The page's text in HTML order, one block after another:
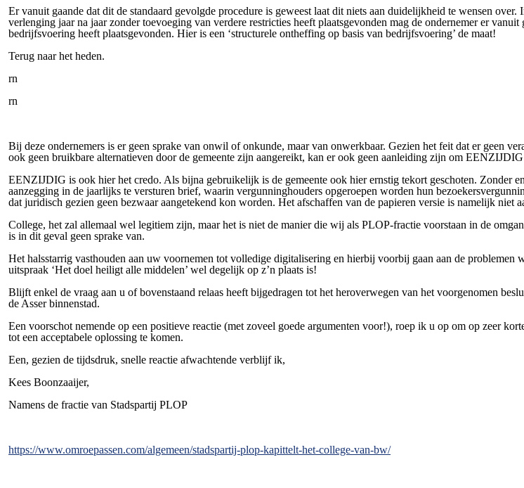
Er vanuit gaande dat dit de standaard gevolgde procedure is geweest laat dit niets aan duidelijkheid te wensen
verlenging jaar na jaar zonder toevoeging van verdere restricties heeft plaatsgevonden mag de ondernemer er
bedrijfsvoering heeft plaatsgevonden. Hier is een ‘structurele ontheffing op basis van bedrijfsvoering’ de maat!
Terug naar het heden.
rn
rn
Bij deze ondernemers is er geen sprake van onwil of onkunde, maar van onwerkbaar. Gezien het feit dat er geen
ook geen bruikbare alternatieven door de gemeente zijn aangereikt, kan er ook geen aanleiding zijn om EENZIJDIG
EENZIJDIG is ook hier het credo. Als bijna gebruikelijk is de gemeente ook hier ernstig tekort geschoten. Zonder
aanzegging in de jaarlijks te versturen brief, waarin vergunninghouders opgeroepen worden hun
dat juridisch gezien geen bezwaar aangetekend kon worden. Het afschaffen van de papieren versie is namelijk
College, het zal allemaal wel legitiem zijn, maar het is niet de manier die wij als PLOP-fractie voorstaan in de
is in dit geval geen sprake van.
Het halsstarrig vasthouden aan uw voornemen tot volledige digitalisering en hierbij voorbij gaan aan de
uitspraak ‘Het doel heiligt alle middelen’ wel degelijk op z’n plaats is!
Blijft enkel de vraag aan u of bovenstaand relaas heeft bijgedragen tot het heroverwegen van het voorgenomen
de Asser binnenstad.
Een voorschot nemende op een positieve reactie (met zoveel goede argumenten voor!), roep ik u op om op zeer
tot een acceptabele oplossing te komen.
Een, gezien de tijdsdruk, snelle reactie afwachtende verblijf ik,
Kees Boonzaaijer,
Namens de fractie van Stadspartij PLOP
https://www.omroepassen.com/algemeen/stadspartij-plop-kapittelt-het-college-van-bw/